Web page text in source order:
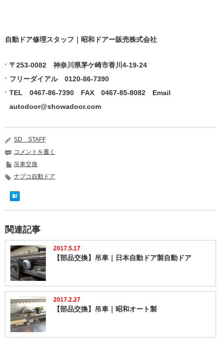
自動ドア修理スタッフ｜昭和ドアー販売株式会社
〒253-0082 神奈川県茅ケ崎市香川4-19-24
フリーダイアル 0120-86-7390
TEL 0467-86-7390 FAX 0467-85-8082 Email
autodoor@showadoor.com
SD STAFF
コメントを書く
吊車交換
ナブコ自動ドア
関連記事
2017.5.17
【部品交換】吊車｜日本自動ドア製自動ドア
2017.2.27
【部品交換】吊車｜昭和オート製